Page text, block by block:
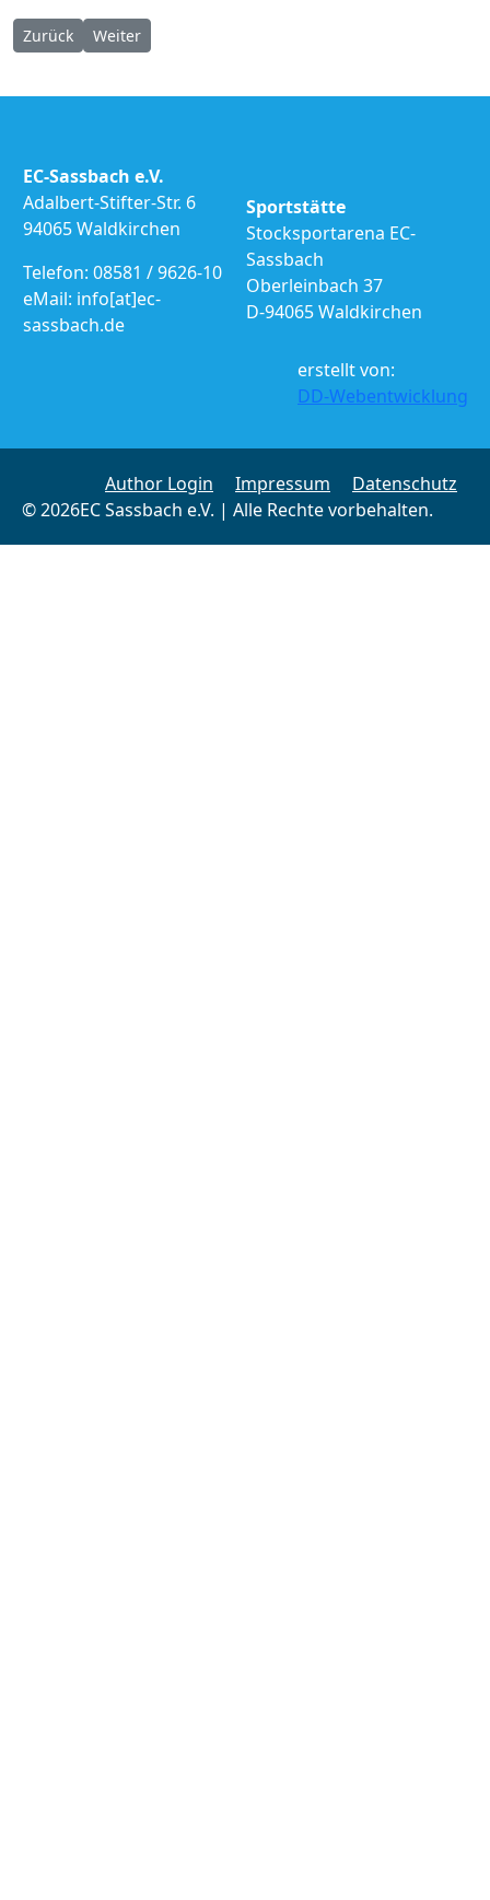
Vorheriger Beitrag: Turnier Oberkümmerung 27.08.2022
Zurück Nächster Beitrag: Turniere Altreichenau 08.2022
Weiter
EC-Sassbach e.V.
Adalbert-Stifter-Str. 6
94065 Waldkirchen
Telefon: 08581 / 9626-10
eMail: info[at]ec-
sassbach.de
Sportstätte
Stocksportarena EC-
Sassbach
Oberleinbach 37
D-94065 Waldkirchen
erstellt von:
DD-Webentwicklung
© 2026EC Sassbach e.V. | Alle Rechte vorbehalten.
Author Login Impressum Datenschutz